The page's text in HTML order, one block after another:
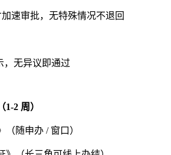
速审批，无特殊情况不退回
无异议即通过
2 周）
随申办 / 窗口）